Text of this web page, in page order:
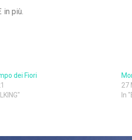
in più.
dei Fiori
27
In